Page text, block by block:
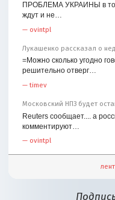
ПРОБЛЕМА УКРАИНЫ в
ждут и не…
— ovintpl
Лукашенко рассказал о
=Можно сколько угодно
решительно отверг…
—timev
Московский НПЗ будет
Reuters сообщает.... а
комментируют…
— ovintpl